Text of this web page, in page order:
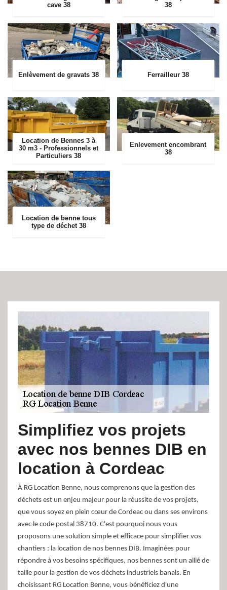
cave 38
38
Enlèvement de gravats 38 Ferrailleur 38
Location de Bennes 3 à
30 m3 - Professionnels et
Particuliers 38
Enlevement encombrant
38
Location de benne tous
type de déchet 38
Simplifiez vos projets
avec nos bennes DIB en
location à Cordeac
À RG Location Benne, nous comprenons que la gestion des
déchets est un enjeu majeur pour la réussite de vos projets,
que vous soyez en plein cœur de Cordeac ou dans ses environs
avec le code postal 38710. C'est pourquoi nous vous
proposons une solution simple et efficace pour simplifier vos
chantiers : la location de nos bennes DIB. Imaginées pour
répondre à vos besoins spécifiques, nos bennes sont un allié de
taille pour la gestion de vos déchets industriels banals. En
choisissant RG Location Benne, vous bénéficiez d'une